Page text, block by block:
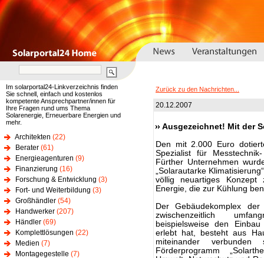
Im solarportal24-Linkverzeichnis finden
Sie schnell, einfach und kostenlos
kompetente Ansprechpartner/innen für
Ihre Fragen rund ums Thema
Solarenergie, Erneuerbare Energien und
mehr.
Architekten (22)
Berater (61)
Energieagenturen (9)
Finanzierung (16)
Forschung & Entwicklung (3)
Fort- und Weiterbildung (3)
Großhändler (54)
Handwerker (207)
Händler (69)
Komplettlösungen (22)
Medien (7)
Montagegestelle (7)
Zurück zu den Nachrichten...
20.12.2007
Ausgezeichnet! Mit der
Den mit 2.000 Euro
Spezialist für
Fürther Unternehmen
„Solarautarke
völlig neuartiges Konzept
Energie, die zur Kühlung
Der Gebäudekomplex
zwischenzeitlich
beispielsweise den
erlebt hat, besteht aus
miteinander
Förderprogramm